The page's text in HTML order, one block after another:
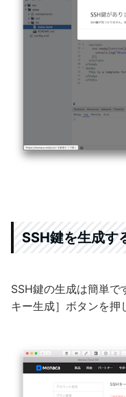
SSH鍵を生成す
SSH鍵の生成は簡単で
キー生成］ボタンを押